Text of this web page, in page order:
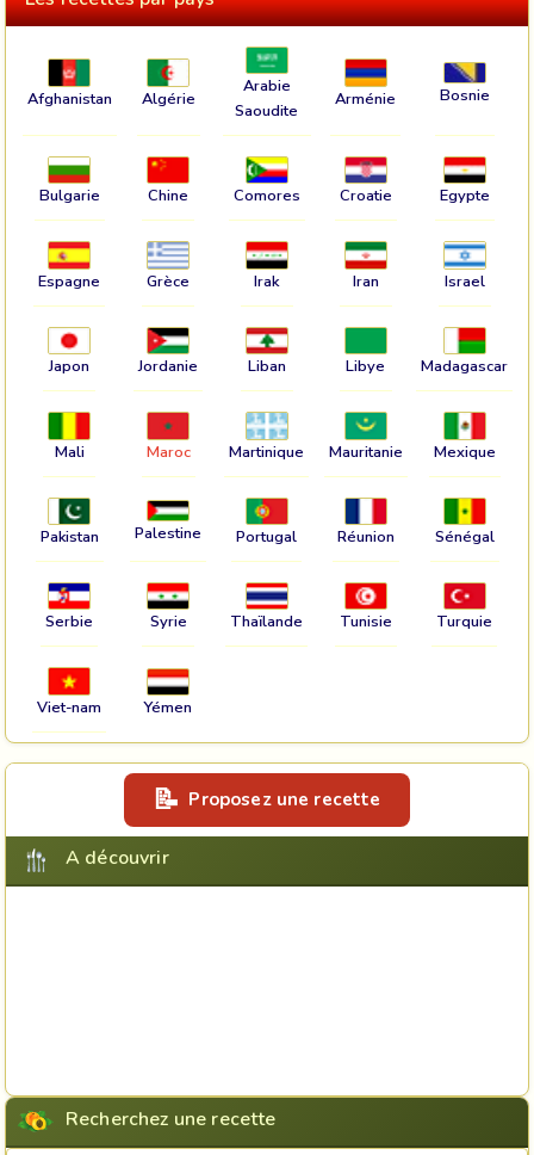
Afghanistan Algérie
Arabie
Saoudite
Arménie Bosnie
Bulgarie Chine Comores Croatie Egypte
Espagne Grèce Irak Iran Israel
Japon Jordanie Liban Libye Madagascar
Mali Maroc Martinique Mauritanie Mexique
Pakistan Palestine Portugal Réunion Sénégal
Serbie Syrie Thaïlande Tunisie Turquie
Viet-nam Yémen
Proposez une recette
A découvrir
Recherchez une recette